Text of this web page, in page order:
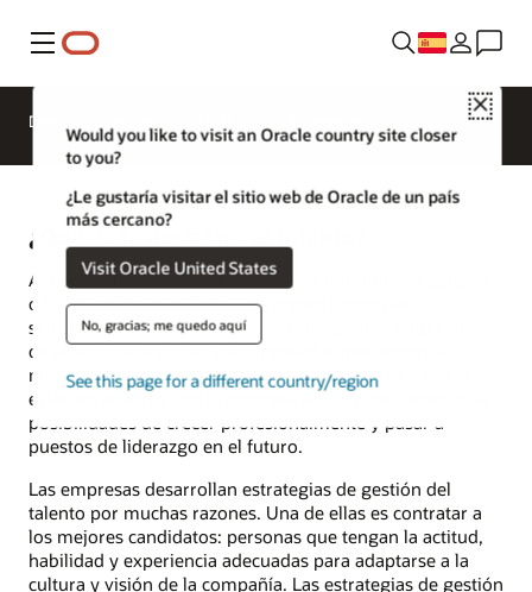
Menú
Close
Would you like to visit an Oracle country site closer
to you?
¿Le gustaría visitar el sitio web de Oracle de un país
más cercano?
Visit Oracle United States
No, gracias; me quedo aquí
See this page for a different country/region
Descripción general
¿Qué es la gestión del talento?
Al hablar degestión del talento
o la estrategia que utiliza una organización para
seleccionar, contratar, formar y retener a los empleados
de una manera eficaz. Los empleados que tienen la
motivación necesaria para hacer un trabajo de calidad y
están en sintonía con la empresa son los que tienen más
posibilidades de crecer profesionalmente y pasar a
puestos de liderazgo en el futuro.
Las empresas desarrollan estrategias de gestión del
talento por muchas razones. Una de ellas es contratar a
los mejores candidatos: personas que tengan la actitud,
habilidad y experiencia adecuadas para adaptarse a la
cultura y visión de la compañía. Las estrategias de gestión